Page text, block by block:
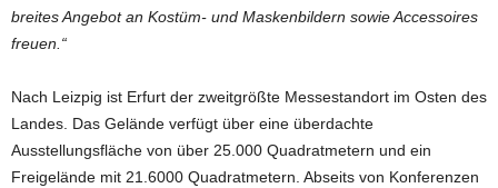
breites Angebot an Kostüm- und Maskenbildern sowie Accessoires
freuen.“
Nach Leizpig ist Erfurt der zweitgrößte Messestandort im Osten des
Landes. Das Gelände verfügt über eine überdachte
Ausstellungsfläche von über 25.000 Quadratmetern und ein
Freigelände mit 21.6000 Quadratmetern. Abseits von Konferenzen